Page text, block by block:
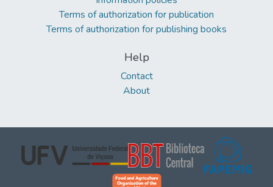
Terms of authorization for publication
Terms of authorization for publishing books
Help
Contact
About